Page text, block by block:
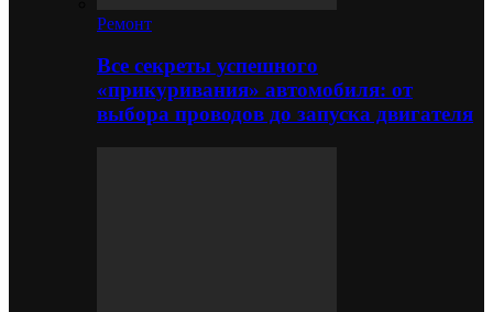
Ремонт
Все секреты успешного
«прикуривания» автомобиля: от
выбора проводов до запуска двигателя